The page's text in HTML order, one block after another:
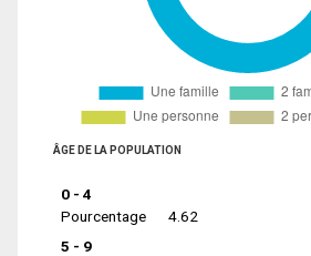
ÂGE DE LA POPULATION
0 - 4
Pourcentage
4.62
5 - 9